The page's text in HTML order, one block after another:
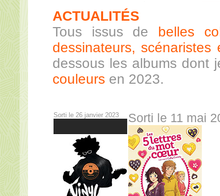
ACTUALITÉS
Tous issus de belles
dessinateurs, scénaristes
dessous les albums dont
couleurs en 2023.
Sorti le 26 janvier 2023 Sorti le 11 mai